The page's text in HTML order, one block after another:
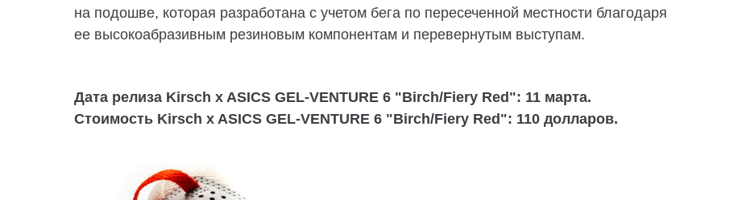
на подошве, которая разработана с учетом бега по пересеченной местности благодаря
ее высокоабразивным резиновым компонентам и перевернутым выступам.
Дата релиза Kirsch x ASICS GEL-VENTURE 6 "Birch/Fiery Red": 11 марта.
Стоимость Kirsch x ASICS GEL-VENTURE 6 "Birch/Fiery Red": 110 долларов.